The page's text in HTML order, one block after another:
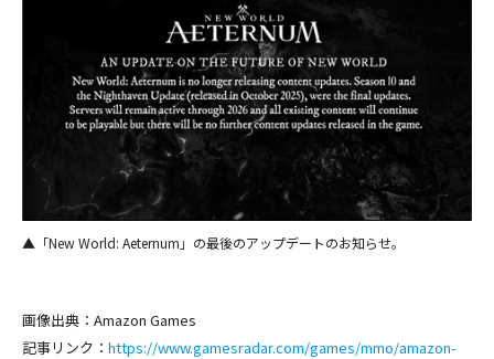
▲「New World: Aeternum」の最後のアップデートのお知らせ。
画像出典：Amazon Games
記事リンク： https://www.gamesradar.com/games/mmo/amazon-